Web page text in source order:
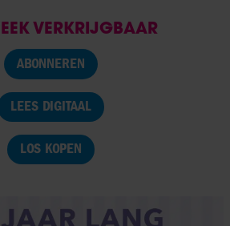
VERKRIJGBAAR
ABONNEREN
LEES DIGITAAL
LOS KOPEN